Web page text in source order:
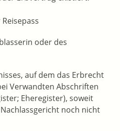
oder des
auf dem das Erbrecht
Verwandten Abschriften
Eheregister), soweit
noch nicht